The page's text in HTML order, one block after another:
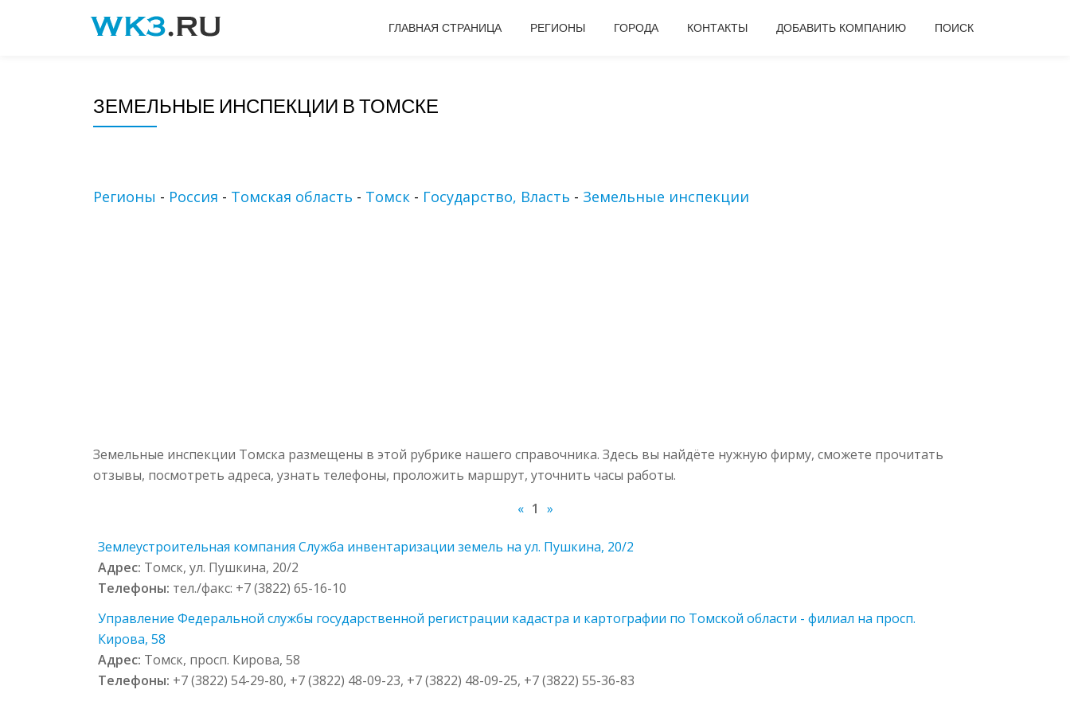
ГЛАВНАЯ СТРАНИЦА РЕГИОНЫ ГОРОДА КОНТАКТЫ ДОБАВИТЬ КОМПАНИЮ ПОИСК
ЗЕМЕЛЬНЫЕ ИНСПЕКЦИИ В ТОМСКЕ
Регионы - Россия - Томская область - Томск - Государство, Власть - Земельные инспекции
Земельные инспекции Томска размещены в этой рубрике нашего справочника. Здесь вы найдёте нужную фирму, сможете прочитать
отзывы, посмотреть адреса, узнать телефоны, проложить маршрут, уточнить часы работы.
« 1 »
Землеустроительная компания Служба инвентаризации земель на ул. Пушкина, 20/2
Адрес: Томск, ул. Пушкина, 20/2
Телефоны: тел./факс: +7 (3822) 65-16-10
Управление Федеральной службы государственной регистрации кадастра и картографии по Томской области - филиал на просп.
Кирова, 58
Адрес: Томск, просп. Кирова, 58
Телефоны: +7 (3822) 54-29-80, +7 (3822) 48-09-23, +7 (3822) 48-09-25, +7 (3822) 55-36-83